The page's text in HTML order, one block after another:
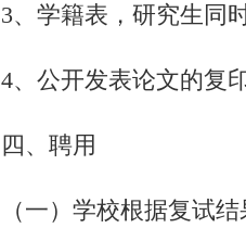
3、学籍表，研究生同
4、公开发表论文的复
四、聘用
（一）学校根据复试